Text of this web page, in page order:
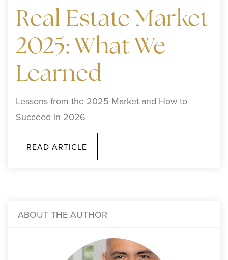
Real Estate Market
2025: What We
Learned
Lessons from the 2025 Market and How to
Succeed in 2026
READ ARTICLE
ABOUT THE AUTHOR